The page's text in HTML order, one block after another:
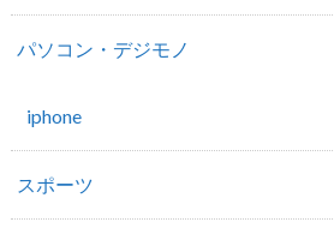
パソコン・デジモノ
iphone
スポーツ